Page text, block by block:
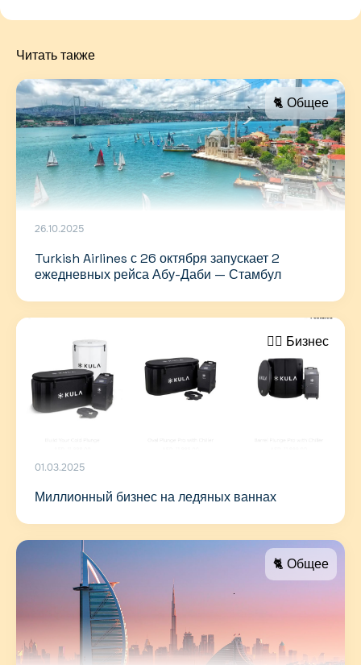
Читать также
🐈 Общее
26.10.2025
Turkish Airlines с 26 октября запускает 2
ежедневных рейса Абу-Даби — Стамбул
🤵‍♂️ Бизнес
01.03.2025
Миллионный бизнес на ледяных ваннах
🐈 Общее